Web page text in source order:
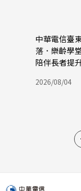
中華電信臺
落．樂齡學
陪伴長者提
2026/08/04